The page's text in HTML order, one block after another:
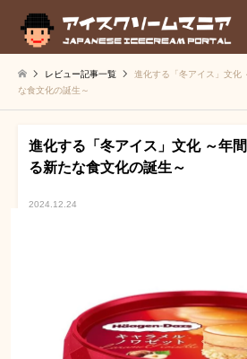
レビュー記事一覧
進化する「冬アイス」文化
な食文化の誕生～
進化する「冬アイス」文化 ～年
る新たな食文化の誕生～
2024.12.24